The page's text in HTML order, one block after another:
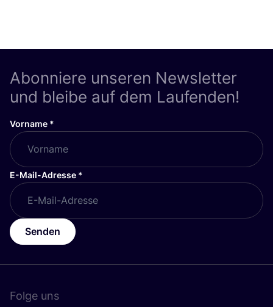
Abonniere unseren Newsletter
und bleibe auf dem Laufenden!
Vorname *
E-Mail-Adresse *
Senden
Folge uns